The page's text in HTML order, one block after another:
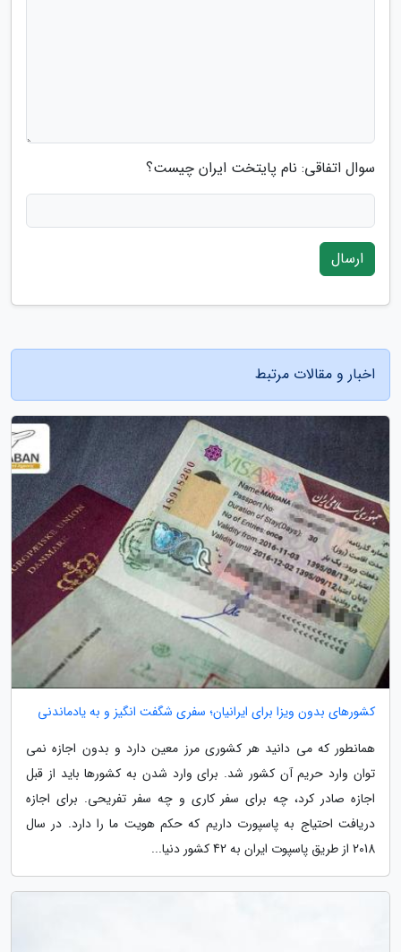
سوال اتفاقی: نام پایتخت ایران چیست؟
ارسال
اخبار و مقالات مرتبط
کشورهای بدون ویزا برای ایرانیان؛ سفری شگفت انگیز و به یادماندنی
همانطور که می دانید هر کشوری مرز معین دارد و بدون اجازه نمی
توان وارد حریم آن کشور شد. برای وارد شدن به کشورها باید از قبل
اجازه صادر کرد، چه برای سفر کاری و چه سفر تفریحی. برای اجازه
دریافت احتیاج به پاسپورت داریم که حکم هویت ما را دارد. در سال
2018 از طریق پاسپوت ایران به 42 کشور دنیا...